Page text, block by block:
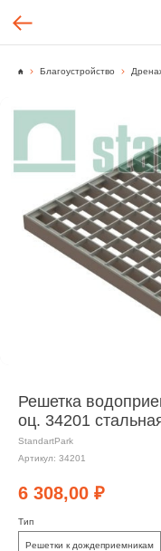
Благоустройство
Решетка
оц. 34201
StandartPark
Артикул: 34201
6 308,00 ₽
Тип
Решетки к дождеприемникам